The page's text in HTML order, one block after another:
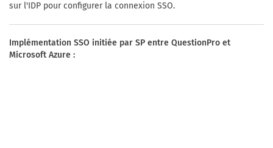
sur l'IDP pour configurer la connexion SSO.
Implémentation SSO initiée par SP entre QuestionPro et
Microsoft Azure :